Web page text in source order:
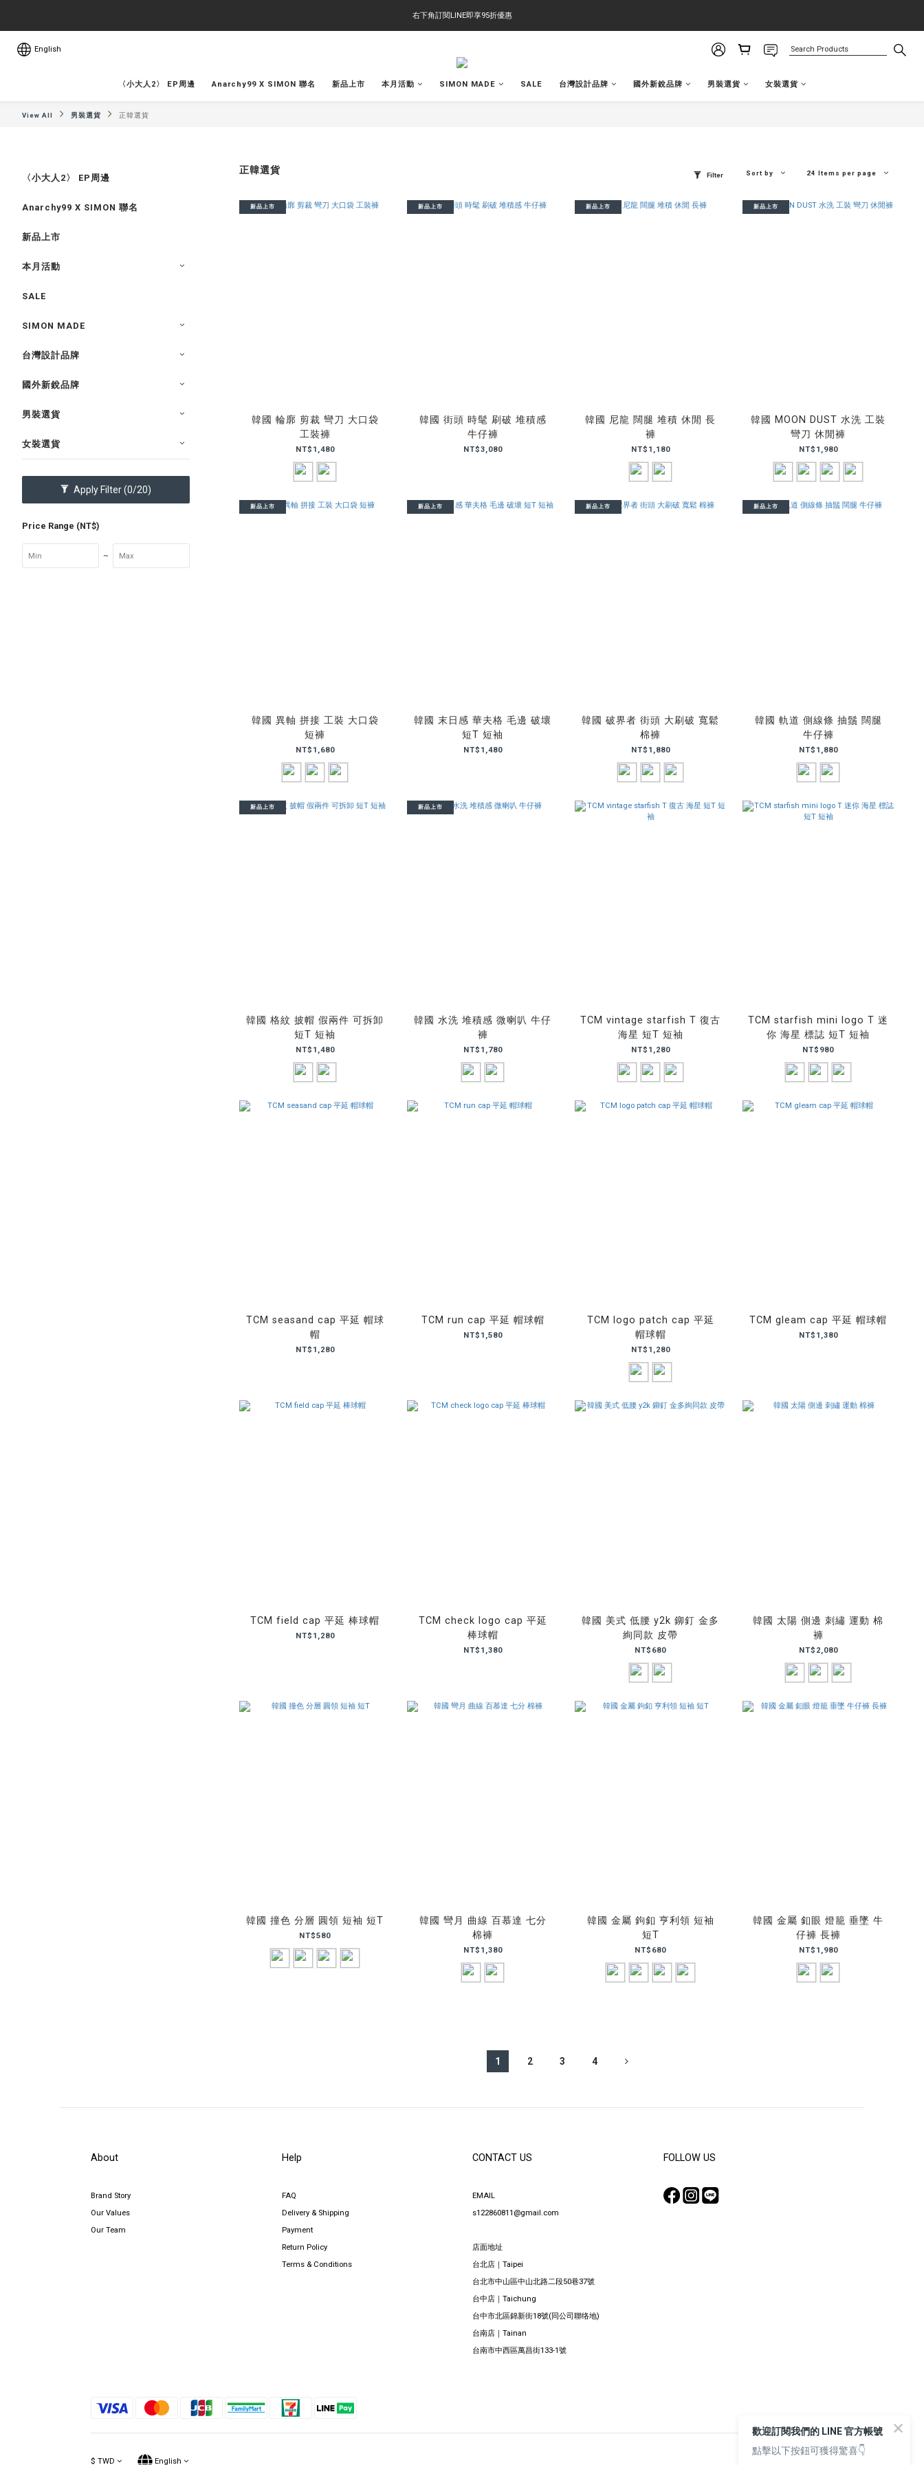
右下角訂閱LINE即享95折優惠
右下角訂閱LINE即享95折優惠
English
〈小大人2〉 EP周邊 Anarchy99 X SIMON 聯名 新品上市 本月活動 SIMON MADE SALE 台灣設計品牌 國外新銳品牌 男裝選貨 女裝選貨
View All 男裝選貨 正韓選貨
〈小大人2〉 EP周邊
Anarchy99 X SIMON 聯名
新品上市
本月活動
SALE
SIMON MADE
台灣設計品牌
國外新銳品牌
男裝選貨
女裝選貨
Apply Filter(0/20)
Price Range (NT$)
~
正韓選貨 Filter Sort by 24 Items per page
新品上市
韓國 輪廓 剪裁 彎刀 大口袋
工裝褲
NT$1,480
新品上市
韓國 街頭 時髦 刷破 堆積感
牛仔褲
NT$3,080
新品上市
韓國 尼龍 闊腿 堆積 休閒 長
褲
NT$1,180
新品上市
韓國 MOON DUST 水洗 工裝
彎刀 休閒褲
NT$1,980
新品上市
韓國 異軸 拼接 工裝 大口袋
短褲
NT$1,680
新品上市
韓國 末日感 華夫格 毛邊 破壞
短T 短袖
NT$1,480
新品上市
韓國 破界者 街頭 大刷破 寬鬆
棉褲
NT$1,880
新品上市
韓國 軌道 側線條 抽鬚 闊腿
牛仔褲
NT$1,880
新品上市
韓國 格紋 披帽 假兩件 可拆卸
短T 短袖
NT$1,480
新品上市
韓國 水洗 堆積感 微喇叭 牛仔
褲
NT$1,780
TCM vintage starfish T 復古
海星 短T 短袖
NT$1,280
TCM starfish mini logo T 迷
你 海星 標誌 短T 短袖
NT$980
TCM seasand cap 平延 帽球
帽
NT$1,280
TCM run cap 平延 帽球帽
NT$1,580
TCM logo patch cap 平延
帽球帽
NT$1,280
TCM gleam cap 平延 帽球帽
NT$1,380
TCM field cap 平延 棒球帽
NT$1,280
TCM check logo cap 平延
棒球帽
NT$1,380
韓國 美式 低腰 y2k 鉚釘 金多
絢同款 皮帶
NT$680
韓國 太陽 側邊 刺繡 運動 棉
褲
NT$2,080
韓國 撞色 分層 圓領 短袖 短T
NT$580
韓國 彎月 曲線 百慕達 七分
棉褲
NT$1,380
韓國 金屬 鉤釦 亨利領 短袖
短T
NT$680
韓國 金屬 釦眼 燈籠 垂墜 牛
仔褲 長褲
NT$1,980
1 2 3 4
About
Brand Story
Our Values
Our Team
Help
FAQ
Delivery & Shipping
Payment
Return Policy
Terms & Conditions
CONTACT US
EMAIL
s122860811@gmail.com
店面地址
台北店｜Taipei
台北市中山區中山北路二段50巷37號
台中店｜Taichung
台中市北區錦新街18號(同公司聯络地)
台南店｜Tainan
台南市中西區萬昌街133-1號
FOLLOW US
$ TWD English
歡迎訂閱我們的 LINE 官方帳號
點擊以下按鈕可獲得驚喜👇